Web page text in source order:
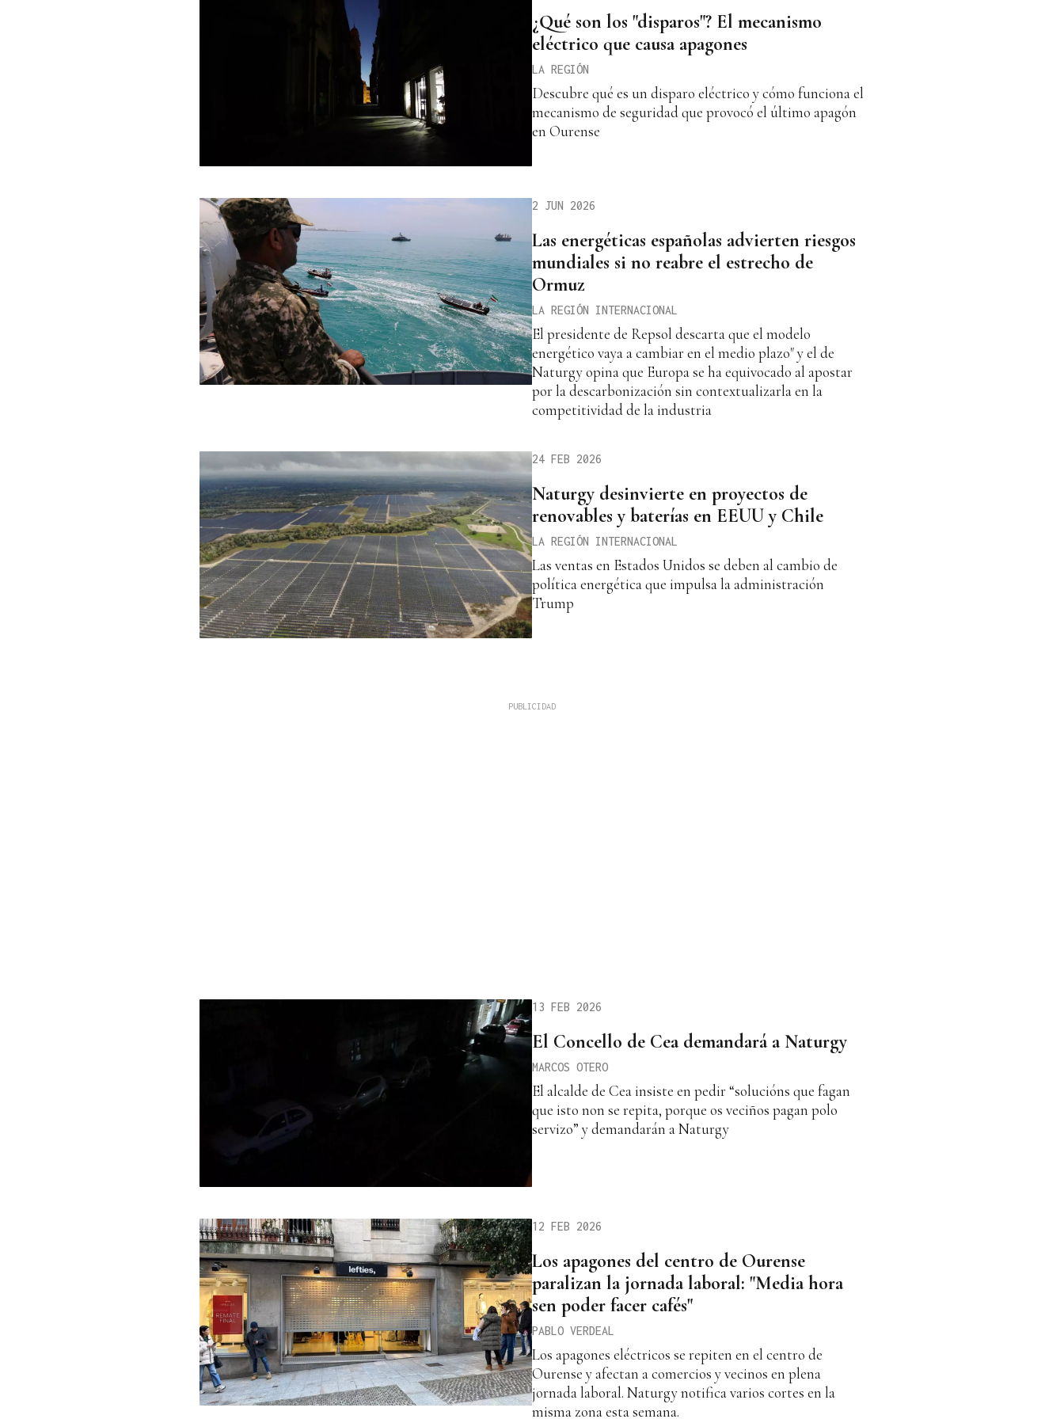
¿Qué son los "disparos"? El mecanismo
eléctrico que causa apagones
LA REGIÓN
Descubre qué es un disparo eléctrico y cómo funciona el
mecanismo de seguridad que provocó el último apagón
en Ourense
2 JUN 2026
Las energéticas españolas advierten riesgos
mundiales si no reabre el estrecho de
Ormuz
LA REGIÓN INTERNACIONAL
El presidente de Repsol descarta que el modelo
energético vaya a cambiar en el medio plazo" y el de
Naturgy opina que Europa se ha equivocado al apostar
por la descarbonización sin contextualizarla en la
competitividad de la industria
24 FEB 2026
Naturgy desinvierte en proyectos de
renovables y baterías en EEUU y Chile
LA REGIÓN INTERNACIONAL
Las ventas en Estados Unidos se deben al cambio de
política energética que impulsa la administración
Trump
13 FEB 2026
El Concello de Cea demandará a Naturgy
MARCOS OTERO
El alcalde de Cea insiste en pedir “solucións que fagan
que isto non se repita, porque os veciños pagan polo
servizo” y demandarán a Naturgy
12 FEB 2026
Los apagones del centro de Ourense
paralizan la jornada laboral: "Media hora
sen poder facer cafés"
PABLO VERDEAL
Los apagones eléctricos se repiten en el centro de
Ourense y afectan a comercios y vecinos en plena
jornada laboral. Naturgy notifica varios cortes en la
misma zona esta semana.